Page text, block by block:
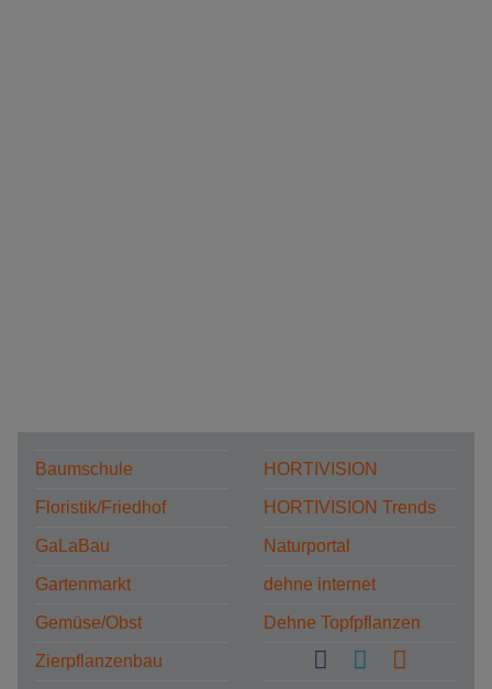
Baumschule
Floristik/Friedhof
GaLaBau
Gartenmarkt
Gemüse/Obst
Zierpflanzenbau
HORTIVISION
HORTIVISION Trends
Naturportal
dehne internet
Dehne Topfpflanzen